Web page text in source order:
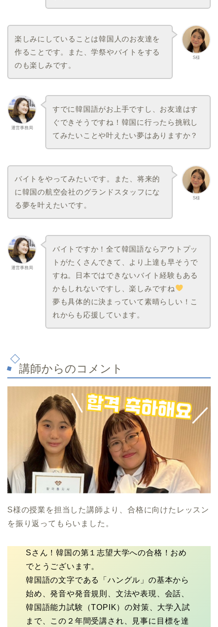
S様
楽しみにしていることは韓国人のお友達を
作ることです。また、学祭やバイトをする
のも楽しみです。
運営事務局
すでに韓国語がお上手ですし、お友達はす
ぐできそうですね！韓国に行ったら挑戦し
てみたいことや叶えたい夢はありますか？
S様
バイトをやってみたいです。また、将来的
に韓国の航空会社のグランドスタッフにな
る夢を叶えたいです。
運営事務局
バイトですか！全て韓国語ならアウトプッ
トがたくさんできて、より上達も早そうで
すね。日本ではできないバイト経験もある
かもしれないですし、楽しみですね
夢も具体的に決まっていて素晴らしい！こ
れからも応援しています。
講師からのコメント
S様の授業を担当した講師より、合格に向けたレッスン
を振り返ってもらいました。
Sさん！韓国の第１志望大学への合格！おめ
でとうございます。
韓国語の文字である「ハングル」の基本から
始め、発音や発音規則、文法や表現、会話、
韓国語能力試験（TOPIK）の対策、大学入試
まで、この２年間受講され、見事に目標を達